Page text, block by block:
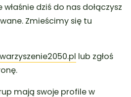
właśnie dziś do nas dołączysz
Zmieścimy się tu
lub zgłoś
mają swoje profile w